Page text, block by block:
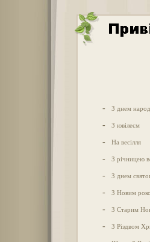
- З днем
- З ювілеєм
- На весілля
- З річницею
- З днем
- З Новим
- З Старим
- З Різдвом